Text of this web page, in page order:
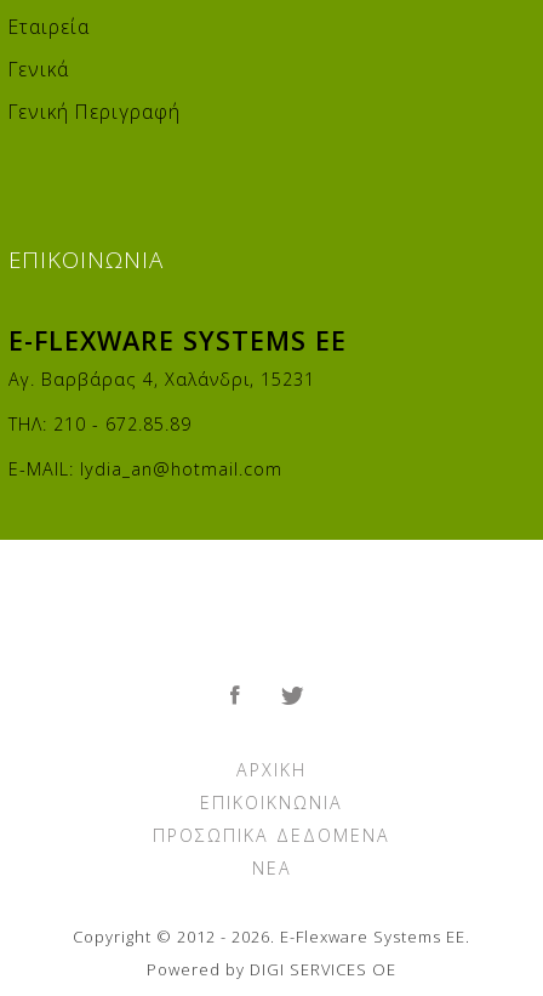
Εταιρεία
Γενικά
Γενική Περιγραφή
ΕΠΙΚΟΙΝΩΝΊΑ
E-FLEXWARE SYSTEMS EE
Αγ. Βαρβάρας 4, Χαλάνδρι, 15231
ΤΗΛ: 210 - 672.85.89
E-MAIL: lydia_an@hotmail.com
ΑΡΧΙΚΉ
ΕΠΙΚΟΙΚΝΩΝΊΑ
ΠΡΟΣΩΠΙΚΆ ΔΕΔΟΜΈΝΑ
ΝΈΑ
Copyright © 2012 - 2026. E-Flexware Systems ΕΕ.
Powered by DIGI SERVICES ΟΕ